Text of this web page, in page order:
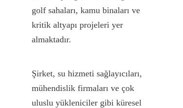
golf sahaları, kamu binaları ve
kritik altyapı projeleri yer
almaktadır.
Şirket, su hizmeti sağlayıcıları,
mühendislik firmaları ve çok
uluslu yükleniciler gibi küresel